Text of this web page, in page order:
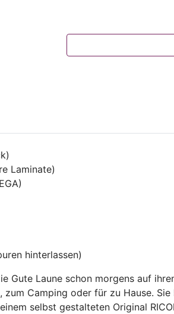
Laminate)
hinterlassen)
Gute Laune schon morgens auf
zum Camping oder für zu Hause.
selbst gestalteten Original